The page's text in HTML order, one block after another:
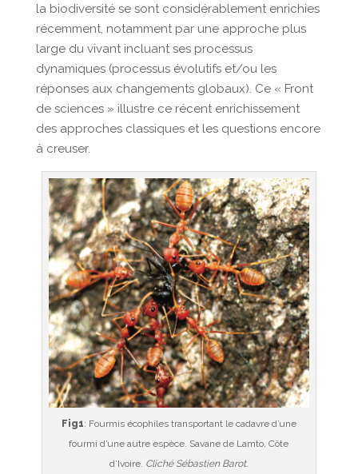
la biodiversité se sont considérablement enrichies
récemment, notamment par une approche plus
large du vivant incluant ses processus
dynamiques (processus évolutifs et/ou les
réponses aux changements globaux). Ce « Front
de sciences » illustre ce récent enrichissement
des approches classiques et les questions encore
à creuser.
Fig1: Fourmis écophiles transportant le cadavre d’une
fourmi d’une autre espèce. Savane de Lamto, Côte
d’Ivoire. Cliché Sébastien Barot.